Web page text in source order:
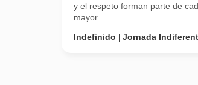
y el respeto forman parte de
mayor ...
Indefinido
Jornada